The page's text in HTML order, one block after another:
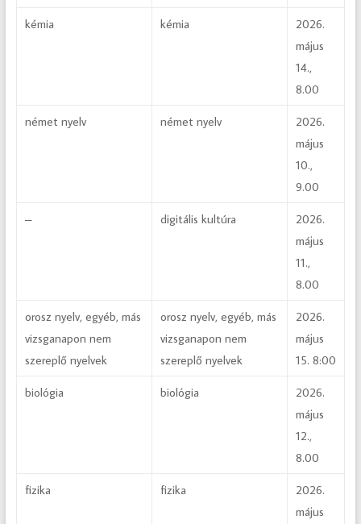
kémia kémia
2026.
május
14.,
8.00
német nyelv német nyelv
2026.
május
10.,
9.00
– digitális kultúra
2026.
május
11.,
8.00
orosz nyelv, egyéb, más
vizsganapon nem
szereplő nyelvek
orosz nyelv, egyéb, más
vizsganapon nem
szereplő nyelvek
2026.
május
15. 8:00
biológia biológia
2026.
május
12.,
8.00
fizika fizika
2026.
május